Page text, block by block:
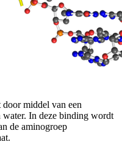
middel van een
water. In deze binding wordt
de aminogroep